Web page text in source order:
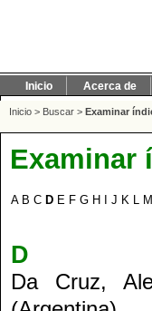
Inicio Acerca de
Inicio > Buscar > Examinar
Examinar
A B C D E F G H J K M
D
Da Cruz,